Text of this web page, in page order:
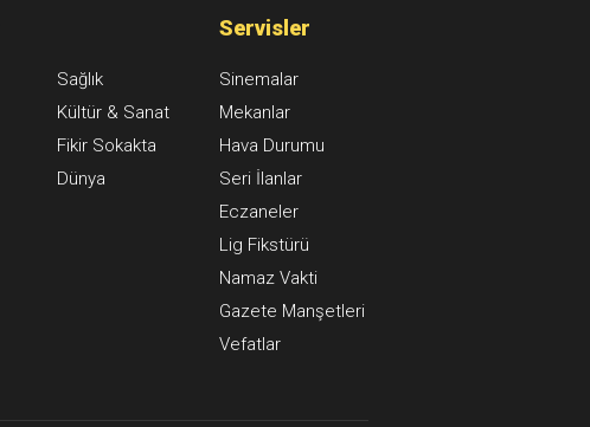
Sağlık
Kültür & Sanat
Fikir Sokakta
Dünya
Servisler
Sinemalar
Mekanlar
Hava Durumu
Seri İlanlar
Eczaneler
Lig Fikstürü
Namaz Vakti
Gazete Manşetleri
Vefatlar